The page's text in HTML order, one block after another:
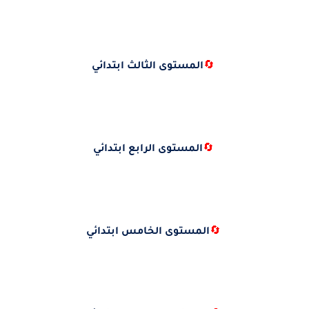
🔄المستوى الثالث ابتدائي
🔄المستوى الرابع ابتدائي
🔄المستوى الخامس ابتدائي